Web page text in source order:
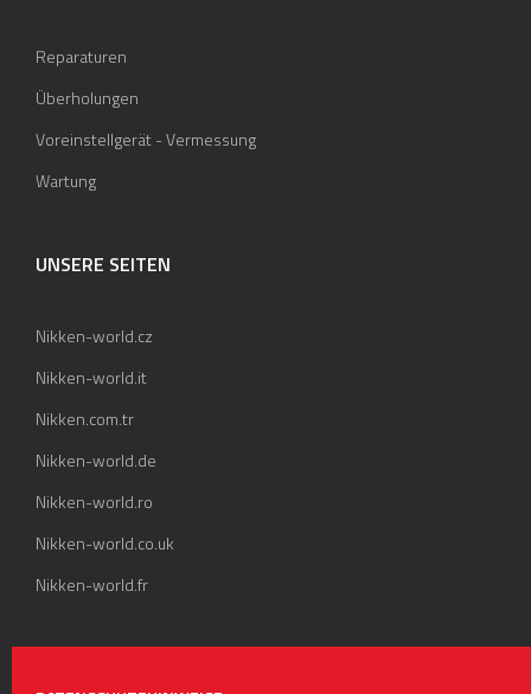
Reparaturen
Überholungen
Voreinstellgerät - Vermessung
Wartung
UNSERE SEITEN
Nikken-world.cz
Nikken-world.it
Nikken.com.tr
Nikken-world.de
Nikken-world.ro
Nikken-world.co.uk
Nikken-world.fr